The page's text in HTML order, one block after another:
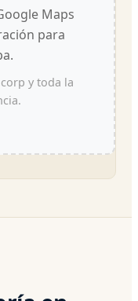
Maps
para
y toda la